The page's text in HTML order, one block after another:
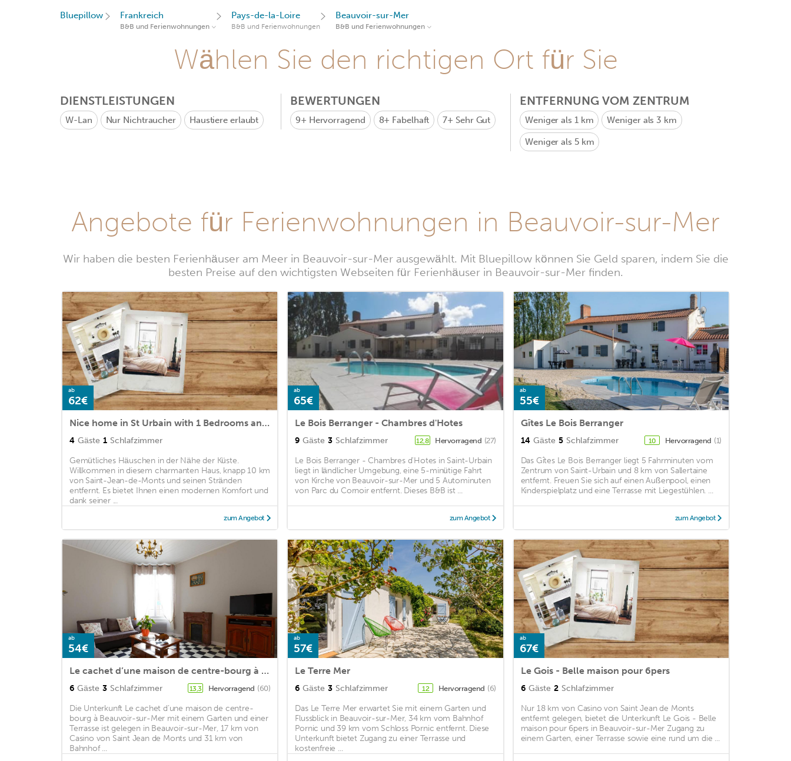
Bluepillow Frankreich
B&B und Ferienwohnungen
Pays-de-la-Loire
B&B und Ferienwohnungen
Beauvoir-sur-Mer
B&B und Ferienwohnungen
Wählen Sie den richtigen Ort für Sie
DIENSTLEISTUNGEN
W-Lan Nur Nichtraucher Haustiere erlaubt
BEWERTUNGEN
9+ Hervorragend 8+ Fabelhaft 7+ Sehr Gut
ENTFERNUNG VOM ZENTRUM
Weniger als 1 km Weniger als 3 km
Weniger als 5 km
Angebote für Ferienwohnungen in Beauvoir-sur-Mer
Wir haben die besten Ferienhäuser am Meer in Beauvoir-sur-Mer ausgewählt. Mit Bluepillow können Sie Geld sparen, indem Sie die
besten Preise auf den wichtigsten Webseiten für Ferienhäuser in Beauvoir-sur-Mer finden.
ab
62€
Nice home in St Urbain with 1 Bedrooms and WiFi
4 Gäste 1 Schlafzimmer
Gemütliches Häuschen in der Nähe der Küste.
Willkommen in diesem charmanten Haus, knapp 10 km
von Saint-Jean-de-Monts und seinen Stränden
entfernt. Es bietet Ihnen einen modernen Komfort und
dank seiner ...
zum Angebot
ab
65€
Le Bois Berranger - Chambres d'Hotes
9 Gäste 3 Schlafzimmer 12,8 Hervorragend (27)
Le Bois Berranger - Chambres d'Hotes in Saint-Urbain
liegt in ländlicher Umgebung, eine 5-minütige Fahrt
von Kirche von Beauvoir-sur-Mer und 5 Autominuten
von Parc du Cornoir entfernt. Dieses B&B ist ...
zum Angebot
ab
55€
Gîtes Le Bois Berranger
14 Gäste 5 Schlafzimmer 10 Hervorragend (1)
Das Gîtes Le Bois Berranger liegt 5 Fahrminuten vom
Zentrum von Saint-Urbain und 8 km von Sallertaine
entfernt. Freuen Sie sich auf einen Außenpool, einen
Kinderspielplatz und eine Terrasse mit Liegestühlen. ...
zum Angebot
ab
54€
Le cachet d’une maison de centre-bourg à Beauvoir-sur-Mer
6 Gäste 3 Schlafzimmer 13,3 Hervorragend (60)
Die Unterkunft Le cachet d’une maison de centre-
bourg à Beauvoir-sur-Mer mit einem Garten und einer
Terrasse ist gelegen in Beauvoir-sur-Mer, 17 km von
Casino von Saint Jean de Monts und 31 km von
Bahnhof ...
ab
57€
Le Terre Mer
6 Gäste 3 Schlafzimmer 12 Hervorragend (6)
Das Le Terre Mer erwartet Sie mit einem Garten und
Flussblick in Beauvoir-sur-Mer, 34 km vom Bahnhof
Pornic und 39 km vom Schloss Pornic entfernt. Diese
Unterkunft bietet Zugang zu einer Terrasse und
kostenfreie ...
ab
67€
Le Gois - Belle maison pour 6pers
6 Gäste 2 Schlafzimmer
Nur 18 km von Casino von Saint Jean de Monts
entfernt gelegen, bietet die Unterkunft Le Gois - Belle
maison pour 6pers in Beauvoir-sur-Mer Zugang zu
einem Garten, einer Terrasse sowie eine rund um die ...